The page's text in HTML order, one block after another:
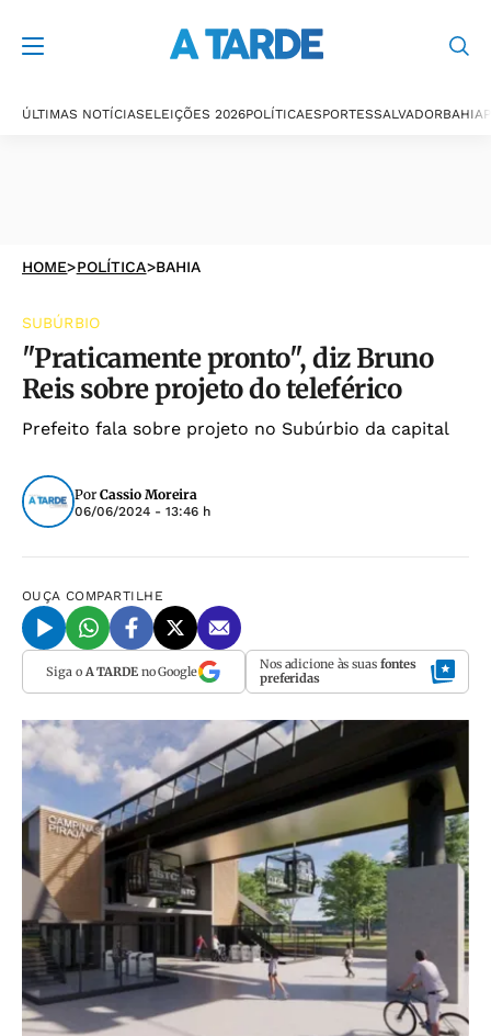
ÚLTIMAS NOTÍCIASELEIÇÕES 2026POLÍTICAESPORTESSALVADORBAHIA
HOME>POLÍTICA>BAHIA
SUBÚRBIO
"Praticamente pronto", diz Bruno
Reis sobre projeto do teleférico
Prefeito fala sobre projeto no Subúrbio da capital
Por Cassio Moreira
06/06/2024 - 13:46 h
OUÇA COMPARTILHE
Siga o A TARDEno Google Nos adicione às suas fontes
preferidas